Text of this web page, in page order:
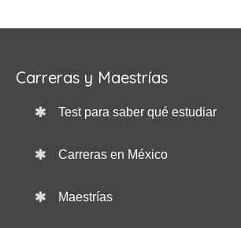
Carreras y Maestrías
Test para saber qué estudiar
Carreras en México
Maestrías